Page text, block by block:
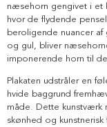
næsehorn gengivet i et
hvor de flydende
beroligende nuancer af
og gul, bliver
imponerende horn til
Plakaten udstråler en
hvide baggrund
måde. Dette kunstværk
skønhed og